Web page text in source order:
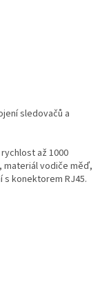
sledovačů a
až 1000
materiál vodiče měď,
s konektorem RJ45.